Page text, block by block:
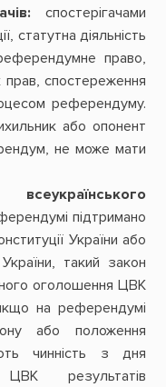
спостерігачами
статутна діяльність
право,
прав, спостереження
референдуму.
або опонент
не може мати
підтримано
України або
такий закон
оголошення ЦВК
на референдумі
або положення
чинність з дня
результатів